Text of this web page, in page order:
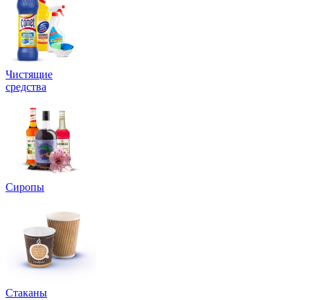
Чистящие
средства
Сиропы
Стаканы